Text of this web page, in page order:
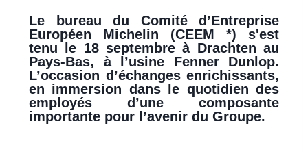
Le bureau du Comité d’Entreprise
Européen Michelin (CEEM *) s'est
tenu le 18 septembre à Drachten au
Pays-Bas, à l’usine Fenner Dunlop.
L’occasion d’échanges enrichissants,
en immersion dans le quotidien des
employés d’une composante
importante pour l’avenir du Groupe.